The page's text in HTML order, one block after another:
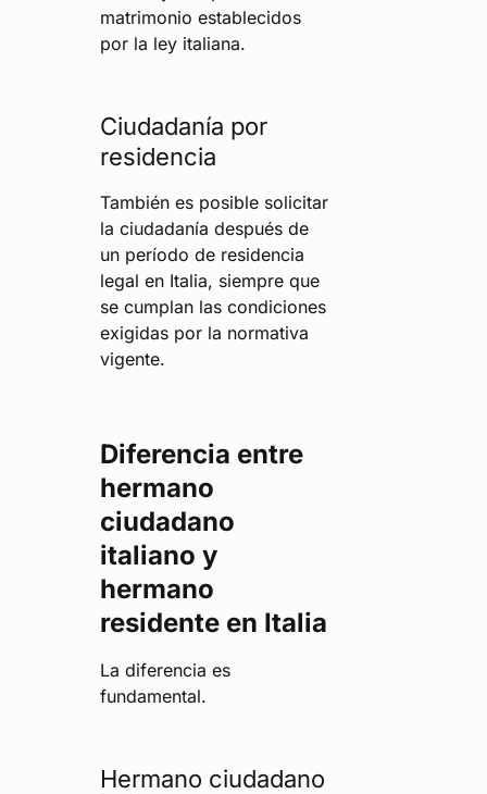
matrimonio establecidos
por la ley italiana.
Ciudadanía por
residencia
También es posible solicitar
la ciudadanía después de
un período de residencia
legal en Italia, siempre que
se cumplan las condiciones
exigidas por la normativa
vigente.
Diferencia entre
hermano
ciudadano
italiano y
hermano
residente en Italia
La diferencia es
fundamental.
Hermano ciudadano